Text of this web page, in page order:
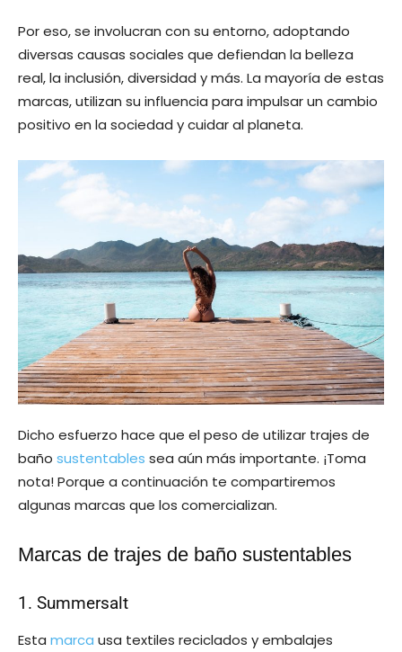
Por eso, se involucran con su entorno, adoptando
diversas causas sociales que defiendan la belleza
real, la inclusión, diversidad y más. La mayoría de estas
marcas, utilizan su influencia para impulsar un cambio
positivo en la sociedad y cuidar al planeta.
Dicho esfuerzo hace que el peso de utilizar trajes de
baño sustentables sea aún más importante. ¡Toma
nota! Porque a continuación te compartiremos
algunas marcas que los comercializan.
Marcas de trajes de baño sustentables
1. Summersalt
Esta marca usa textiles reciclados y embalajes